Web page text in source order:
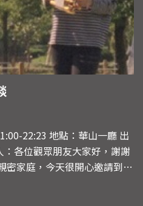
密家庭，今天很開心邀請到親
讓我們一起掌聲歡迎導演的
場放映，應該是對這個議題